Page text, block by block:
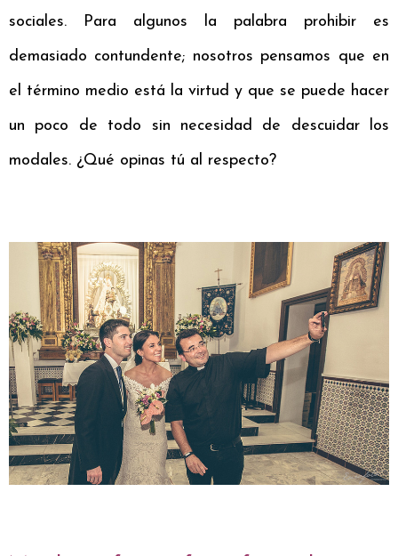
sociales. Para algunos la palabra prohibir es
demasiado contundente; nosotros pensamos que en
el término medio está la virtud y que se puede hacer
un poco de todo sin necesidad de descuidar los
modales. ¿Qué opinas tú al respecto?